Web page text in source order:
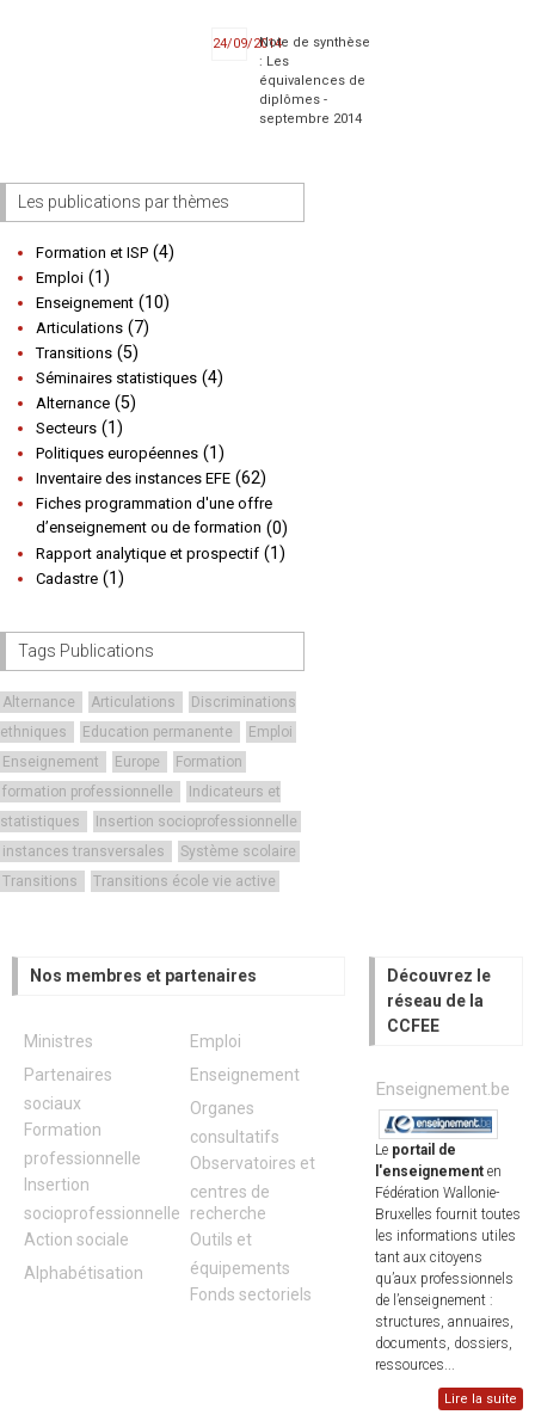
24/09/2014Note de synthèse
: Les
équivalences de
diplômes -
septembre 2014
Les publications par thèmes
Formation et ISP (4)
Emploi (1)
Enseignement (10)
Articulations (7)
Transitions (5)
Séminaires statistiques (4)
Alternance (5)
Secteurs (1)
Politiques européennes (1)
Inventaire des instances EFE (62)
Fiches programmation d'une offre
d’enseignement ou de formation (0)
Rapport analytique et prospectif (1)
Cadastre (1)
Tags Publications
Alternance Articulations
Discriminations
ethniques
Education permanente
Emploi
Enseignement
Europe
Formation
formation professionnelle
Indicateurs et
statistiques
Insertion socioprofessionnelle
instances transversales
Système scolaire
Transitions
Transitions école vie active
Nos membres et partenaires
Ministres
Partenaires
sociaux
Formation
professionnelle
Insertion
socioprofessionnelle
Action sociale
Alphabétisation
Emploi
Enseignement
Organes
consultatifs
Observatoires et
centres de
recherche
Outils et
équipements
Fonds sectoriels
Découvrez le
réseau de la
CCFEE
Enseignement.be
Le portail de
l'enseignementen
Fédération Wallonie-
Bruxelles fournit toutes
les informations utiles
tant aux citoyens
qu’aux professionnels
de l’enseignement :
structures, annuaires,
documents, dossiers,
ressources...
Lire la suite